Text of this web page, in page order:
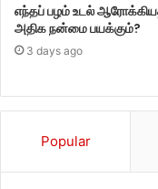
எந்தப் பழம் உடல்
அதிக நன்மை பயக்கும்?
3 days ago
Popular